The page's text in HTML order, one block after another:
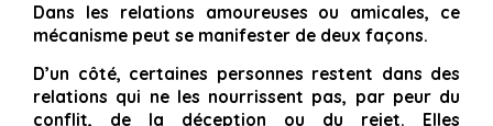
Dans les relations amoureuses ou amicales, ce
mécanisme peut se manifester de deux façons.
D’un côté, certaines personnes restent dans des
relations qui ne les nourrissent pas, par peur du
conflit, de la déception ou du rejet. Elles